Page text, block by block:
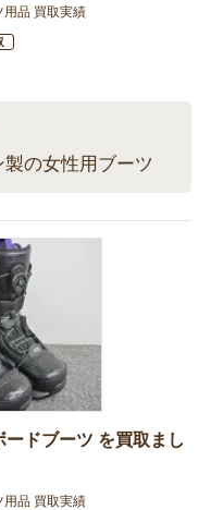
用品 買取実績
の女性用ブーツ
ードブーツ を買取まし
用品 買取実績